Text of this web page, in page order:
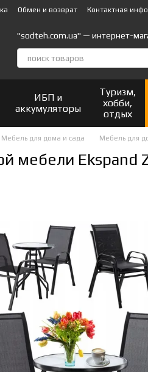
Обмен и возврат Контактная
"sodteh.com.ua" — интернет-
ИБП и
аккумуляторы
Туризм,
хобби,
отдых
Мебель для дома и сада Мебель для
мебели Ekspand